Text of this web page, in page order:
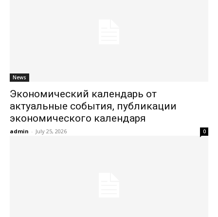
News
Экономический календарь от
актуальные события, публикации
экономического календаря
admin - July 25, 2026 0